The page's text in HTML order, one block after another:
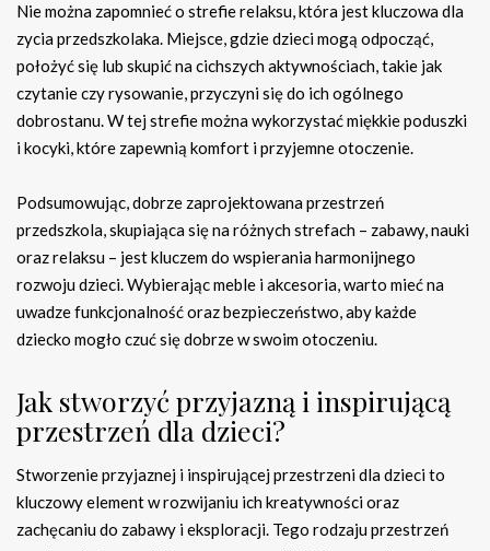
Nie można zapomnieć o strefie relaksu, która jest kluczowa dla
zycia przedszkolaka. Miejsce, gdzie dzieci mogą odpocząć,
położyć się lub skupić na cichszych aktywnościach, takie jak
czytanie czy rysowanie, przyczyni się do ich ogólnego
dobrostanu. W tej strefie można wykorzystać miękkie poduszki
i kocyki, które zapewnią komfort i przyjemne otoczenie.
Podsumowując, dobrze zaprojektowana przestrzeń
przedszkola, skupiająca się na różnych strefach – zabawy, nauki
oraz relaksu – jest kluczem do wspierania harmonijnego
rozwoju dzieci. Wybierając meble i akcesoria, warto mieć na
uwadze funkcjonalność oraz bezpieczeństwo, aby każde
dziecko mogło czuć się dobrze w swoim otoczeniu.
Jak stworzyć przyjazną i inspirującą
przestrzeń dla dzieci?
Stworzenie przyjaznej i inspirującej przestrzeni dla dzieci to
kluczowy element w rozwijaniu ich kreatywności oraz
zachęcaniu do zabawy i eksploracji. Tego rodzaju przestrzeń